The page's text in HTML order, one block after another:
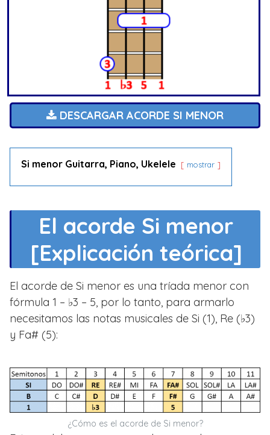
DESCARGAR ACORDE SI MENOR
Si menor Guitarra, Piano, Ukelele mostrar
El acorde Si menor
[Explicación teórica]
El acorde de Si menor es una tríada menor con
fórmula 1 – ♭3 – 5, por lo tanto, para armarlo
necesitamos las notas musicales de Si (1), Re (♭3)
y Fa# (5):
¿Cómo es el acorde de Si menor?